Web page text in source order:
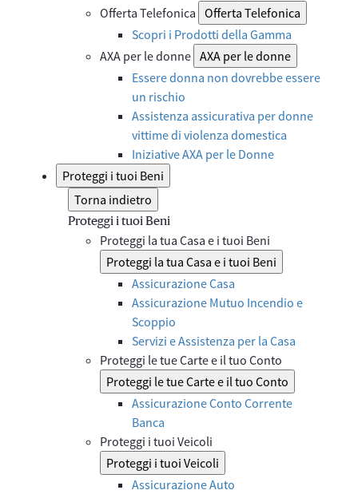
Offerta Telefonica Offerta Telefonica
Scopri i Prodotti della Gamma
AXA per le donne AXA per le donne
Essere donna non dovrebbe essere
un rischio
Assistenza assicurativa per donne
vittime di violenza domestica
Iniziative AXA per le Donne
Proteggi i tuoi Beni
Torna indietro
Proteggi i tuoi Beni
Proteggi la tua Casa e i tuoi Beni
Proteggi la tua Casa e i tuoi Beni
Assicurazione Casa
Assicurazione Mutuo Incendio e
Scoppio
Servizi e Assistenza per la Casa
Proteggi le tue Carte e il tuo Conto
Proteggi le tue Carte e il tuo Conto
Assicurazione Conto Corrente
Banca
Proteggi i tuoi Veicoli
Proteggi i tuoi Veicoli
Assicurazione Auto